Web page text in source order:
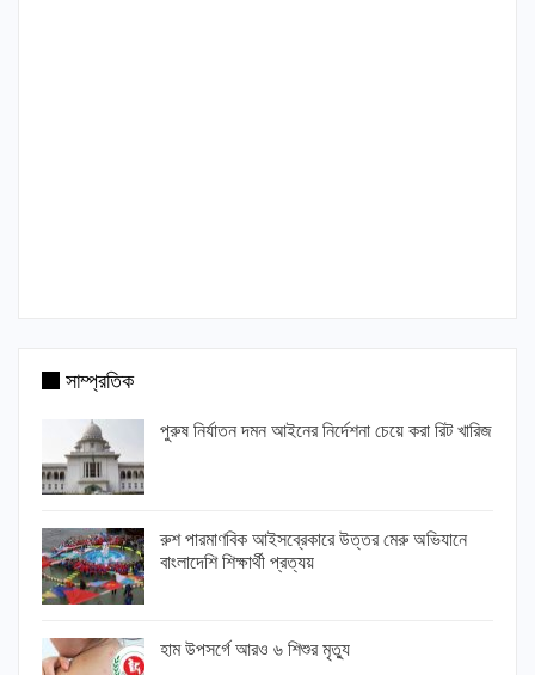
সাম্প্রতিক
পুরুষ নির্যাতন দমন আইনের নির্দেশনা চেয়ে করা রিট খারিজ
রুশ পারমাণবিক আইসব্রেকারে উত্তর মেরু অভিযানে
বাংলাদেশি শিক্ষার্থী প্রত্যয়
হাম উপসর্গে আরও ৬ শিশুর মৃত্যু